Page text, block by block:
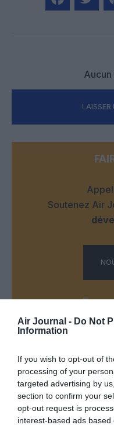
Air Journal - Do Not
Information
If you wish to opt-out of
processing of your
targeted advertising by
section to confirm your
opt-out request is
interest-based ads
LAISSER
Soutenez Air
a commenté
Pointe‑à‑Pitre –